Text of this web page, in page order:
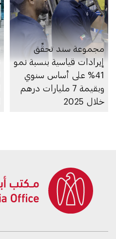
مجموعة سند تحقِّق
إيرادات قياسية بنسبة نمو
41% على أساس سنوي
وبقيمة 7 مليارات درهم
خلال 2025